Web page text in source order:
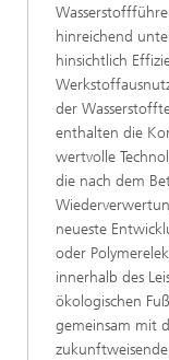
hinreichend
hinsichtlich
der
enthalten die
wertvolle
die nach dem
neueste
oder
innerhalb des
ökologischen
gemeinsam mit